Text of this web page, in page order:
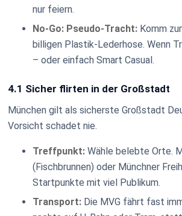
nur feiern.
No-Go: Pseudo-Tracht: Komm
billigen Plastik-Lederhose. Wenn
– oder einfach Smart Casual.
4.1 Sicher flirten in der Großstadt
München gilt als sicherste Großstadt
Vorsicht schadet nie.
Treffpunkt: Wähle belebte Orte.
(Fischbrunnen) oder Münchner
Startpunkte mit viel Publikum.
Transport: Die MVG fährt fast